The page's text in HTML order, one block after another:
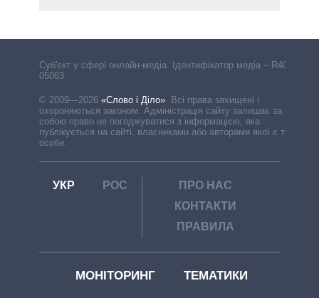
Cуб'єкт у сфері онлайн-медіа. Ідентифікатор медіа – R40-
05063
© 2009—2026 «Слово і Діло». Всі права захищені і
охороняються законом. Адміністрація сайту залишає за
собою право не погоджуватися з інформацією, яка
публікується на сайті, власниками або авторами якої є треті
особи.
УКР РОС
ПРО НАС
КОНТАКТИ
ПРАВИЛА
МОНІТОРИНГ ТЕМАТИКИ